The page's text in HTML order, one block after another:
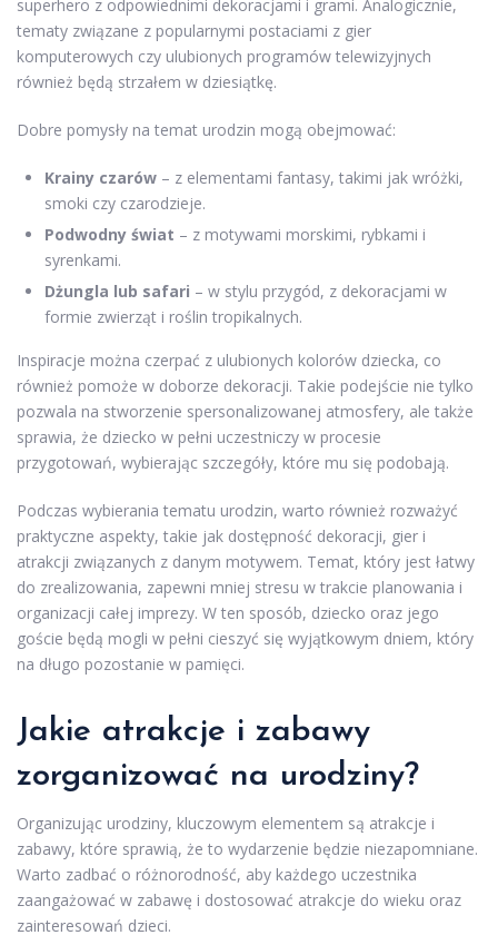
superhero z odpowiednimi dekoracjami i grami. Analogicznie,
tematy związane z popularnymi postaciami z gier
komputerowych czy ulubionych programów telewizyjnych
również będą strzałem w dziesiątkę.
Dobre pomysły na temat urodzin mogą obejmować:
Krainy czarów – z elementami fantasy, takimi jak wróżki,
smoki czy czarodzieje.
Podwodny świat – z motywami morskimi, rybkami i
syrenkami.
Dżungla lub safari – w stylu przygód, z dekoracjami w
formie zwierząt i roślin tropikalnych.
Inspiracje można czerpać z ulubionych kolorów dziecka, co
również pomoże w doborze dekoracji. Takie podejście nie tylko
pozwala na stworzenie spersonalizowanej atmosfery, ale także
sprawia, że dziecko w pełni uczestniczy w procesie
przygotowań, wybierając szczegóły, które mu się podobają.
Podczas wybierania tematu urodzin, warto również rozważyć
praktyczne aspekty, takie jak dostępność dekoracji, gier i
atrakcji związanych z danym motywem. Temat, który jest łatwy
do zrealizowania, zapewni mniej stresu w trakcie planowania i
organizacji całej imprezy. W ten sposób, dziecko oraz jego
goście będą mogli w pełni cieszyć się wyjątkowym dniem, który
na długo pozostanie w pamięci.
Jakie atrakcje i zabawy
zorganizować na urodziny?
Organizując urodziny, kluczowym elementem są atrakcje i
zabawy, które sprawią, że to wydarzenie będzie niezapomniane.
Warto zadbać o różnorodność, aby każdego uczestnika
zaangażować w zabawę i dostosować atrakcje do wieku oraz
zainteresowań dzieci.